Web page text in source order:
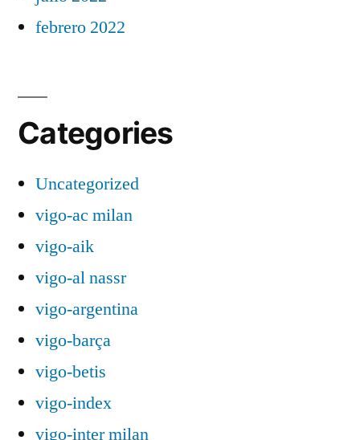
febrero 2022
Categories
Uncategorized
vigo-ac milan
vigo-aik
vigo-al nassr
vigo-argentina
vigo-barça
vigo-betis
vigo-index
vigo-inter milan